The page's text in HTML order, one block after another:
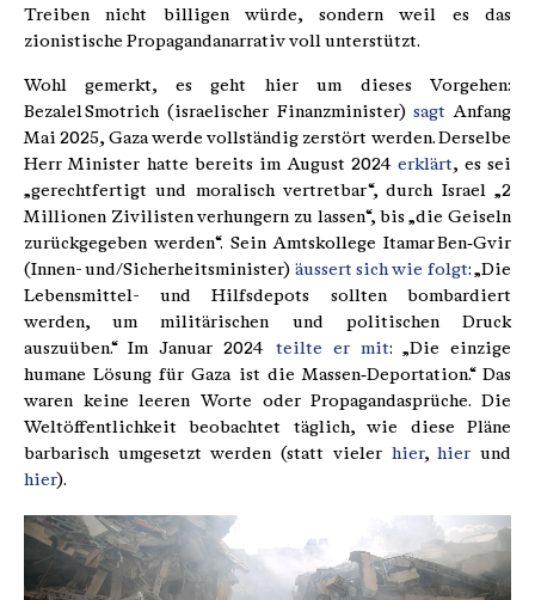
Treiben nicht billigen würde, sondern weil es das
zionistische Propagandanarrativ voll unterstützt.
Wohl gemerkt, es geht hier um dieses Vorgehen:
Bezalel Smotrich (israelischer Finanzminister)sagt Anfang
Mai 2025, Gaza werde vollständig zerstört werden. Derselbe
Herr Minister hatte bereits im August 2024erklärt, es sei
„gerechtfertigt und moralisch vertretbar“, durch Israel „2
Millionen Zivilisten verhungern zu lassen“, bis „die Geiseln
zurückgegeben werden“. Sein Amtskollege Itamar Ben‑Gvir
(Innen- und/Sicherheitsminister) äussert sich wie folgt: „Die
Lebensmittel- und Hilfsdepots sollten bombardiert
werden, um militärischen und politischen Druck
auszuüben.“ Im Januar 2024 teilte er mit: „Die einzige
humane Lösung für Gaza ist die Massen‑Deportation.“ Das
waren keine leeren Worte oder Propagandasprüche. Die
Weltöffentlichkeit beobachtet täglich, wie diese Pläne
barbarisch umgesetzt werden (statt vieler hier,hier und
hier).